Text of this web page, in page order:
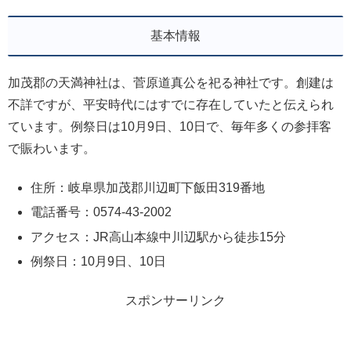
基本情報
加茂郡の天満神社は、菅原道真公を祀る神社です。創建は
不詳ですが、平安時代にはすでに存在していたと伝えられ
ています。例祭日は10月9日、10日で、毎年多くの参拝客
で賑わいます。
住所：岐阜県加茂郡川辺町下飯田319番地
電話番号：0574-43-2002
アクセス：JR高山本線中川辺駅から徒歩15分
例祭日：10月9日、10日
スポンサーリンク